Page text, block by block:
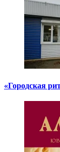
«Городская